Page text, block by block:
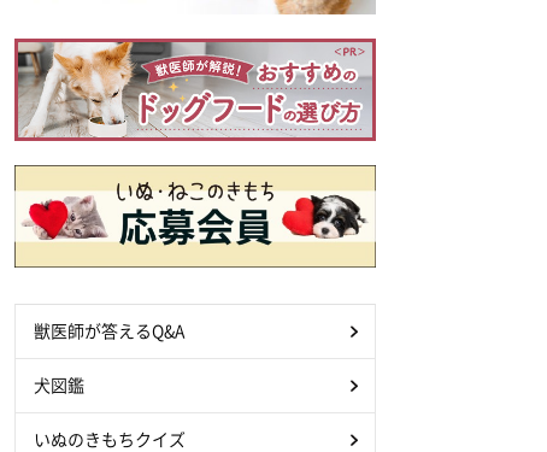
獣医師が答えるQ&A
犬図鑑
いぬのきもちクイズ